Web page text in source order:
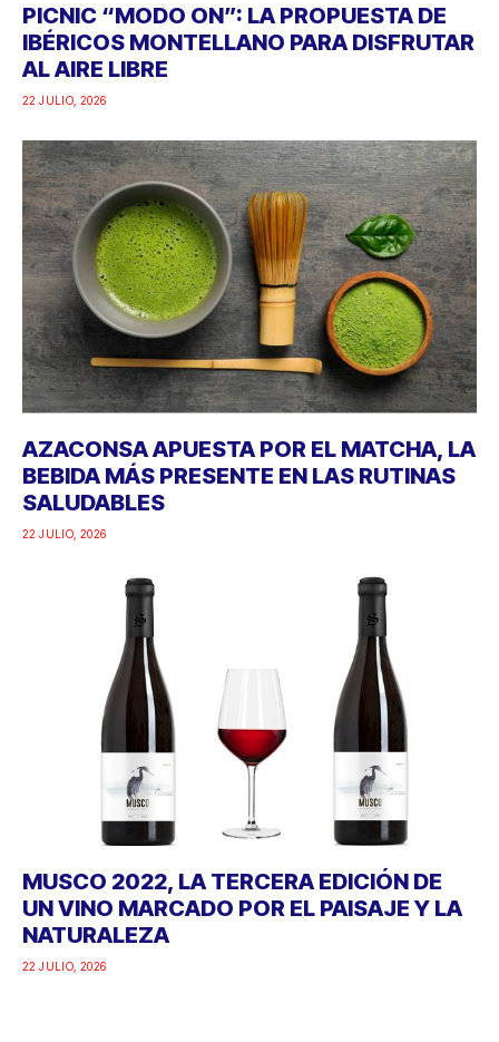
PICNIC “MODO ON”: LA PROPUESTA DE
IBÉRICOS MONTELLANO PARA DISFRUTAR
AL AIRE LIBRE
22 JULIO, 2026
AZACONSA APUESTA POR EL MATCHA, LA
BEBIDA MÁS PRESENTE EN LAS RUTINAS
SALUDABLES
22 JULIO, 2026
MUSCO 2022, LA TERCERA EDICIÓN DE
UN VINO MARCADO POR EL PAISAJE Y LA
NATURALEZA
22 JULIO, 2026